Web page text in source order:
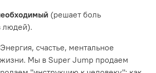
(решает боль
людей).
счастье, ментальное
Мы в Super Jump продаем